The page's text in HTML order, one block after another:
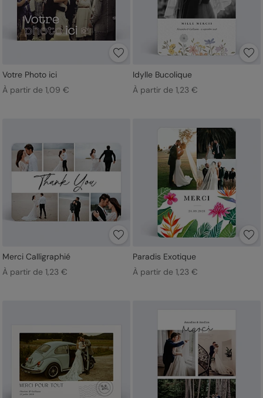
Votre Photo ici
À partir de 1,09 €
Idylle Bucolique
À partir de 1,23 €
Merci Calligraphié
À partir de 1,23 €
Paradis Exotique
À partir de 1,23 €